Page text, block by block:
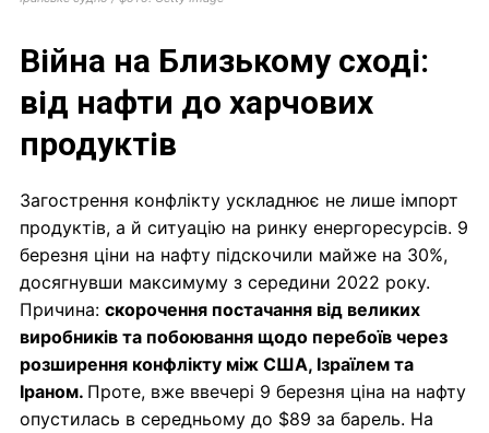
Війна на Близькому сході:
від нафти до харчових
продуктів
Загострення конфлікту ускладнює не лише імпорт
продуктів, а й ситуацію на ринку енергоресурсів. 9
березня ціни на нафту підскочили майже на 30%,
досягнувши максимуму з середини 2022 року.
Причина: скорочення постачання від великих
виробників та побоювання щодо перебоїв через
розширення конфлікту між США, Ізраїлем та
Іраном. Проте, вже ввечері 9 березня ціна на нафту
опустилась в середньому до $89 за барель. На